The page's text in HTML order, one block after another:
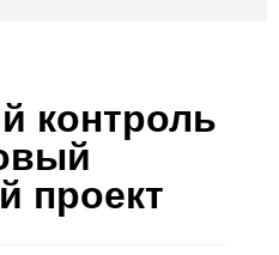
контроль
проект